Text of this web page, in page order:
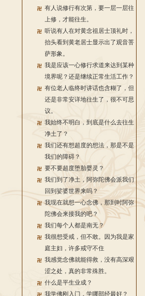
有人说修行有次第，要一层一层往
上修，才能往生。
听说有人在对黄念祖居士顶礼时，
抬头看到黄老居士显示出了观音菩
萨形象。
我是应该一心修行求道来达到某种
境界呢？还是继续正常生活工作？
有位老人临终时讲话也含糊了，但
还是非常安详地往生了，很不可思
议。
我始终不明白，到底是什么去往生
净土了？
我们还有想超度的想法，那是不是
我们的障碍？
要不要超度堕胎婴灵？
我们到了净土，阿弥陀佛会派我们
回到娑婆世界来吗？
我现在就想一心念佛，那到时阿弥
陀佛会来接我的吧？
我们每个人都是南无？
我很想受戒，但不敢。因为我是家
庭主妇，许多戒守不住
我感觉念佛就能得救，没有高深艰
涩之处，真的非常殊胜。
什么是平生业成？
我学佛刚入门，学哪部经最好？